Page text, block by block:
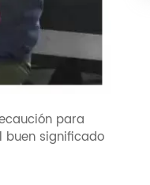
para
buen significado